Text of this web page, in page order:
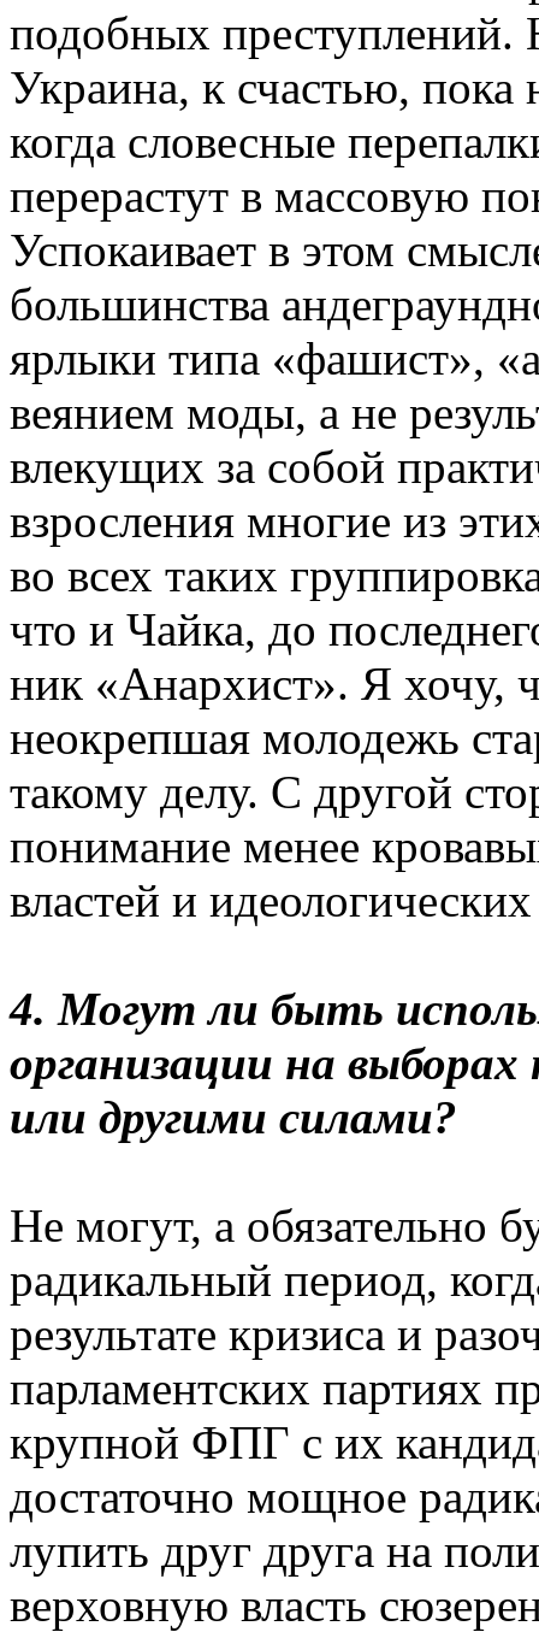
подобных преступлений.
Украина, к счастью, пока
когда словесные
перерастут в массовую
Успокаивает в этом
большинства
ярлыки типа «фашист»,
веянием моды, а не
влекущих за собой
взросления многие из
во всех таких
что и Чайка, до
ник «Анархист». Я хочу,
неокрепшая молодежь
такому делу. С другой
понимание менее
властей и
4. Могут ли быть
организации на
или другими силами?
Не могут, а обязательно
радикальный период,
результате кризиса и
парламентских партиях
крупной ФПГ с их
достаточно мощное
лупить друг друга на
верховную власть